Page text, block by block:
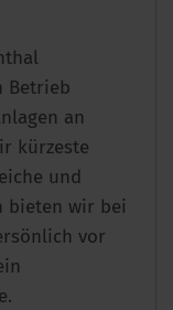
Betrieb
an
kürzeste
und
bieten wir bei
vor